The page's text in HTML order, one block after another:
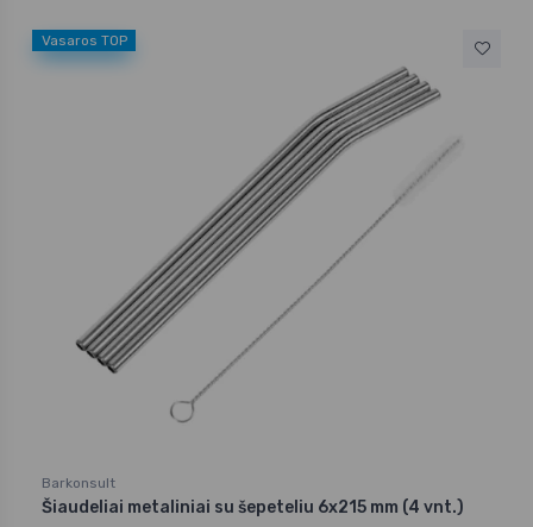
Vasaros TOP
Barkonsult
Šiaudeliai metaliniai su šepeteliu 6x215 mm (4 vnt.)